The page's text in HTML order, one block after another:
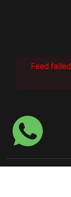
Feed